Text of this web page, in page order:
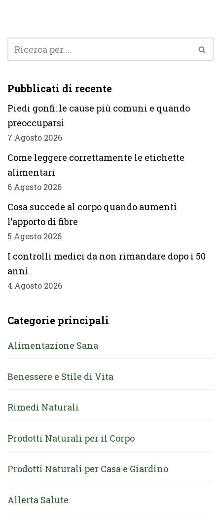
Pubblicati di recente
Piedi gonfi: le cause più comuni e quando
preoccuparsi
7 Agosto 2026
Come leggere correttamente le etichette
alimentari
6 Agosto 2026
Cosa succede al corpo quando aumenti
l’apporto di fibre
5 Agosto 2026
I controlli medici da non rimandare dopo i 50
anni
4 Agosto 2026
Categorie principali
Alimentazione Sana
Benessere e Stile di Vita
Rimedi Naturali
Prodotti Naturali per il Corpo
Prodotti Naturali per Casa e Giardino
Allerta Salute